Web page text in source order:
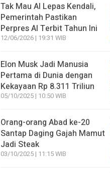
Tak Mau AI Lepas Kendali,
Pemerintah Pastikan
Perpres AI Terbit Tahun Ini
12/06/2026 | 19:31 WIB
Elon Musk Jadi Manusia
Pertama di Dunia dengan
Kekayaan Rp 8.311 Triliun
05/10/2025 | 10:50 WIB
Orang-orang Abad ke-20
Santap Daging Gajah Mamut
Jadi Steak
03/10/2025 | 11:15 WIB